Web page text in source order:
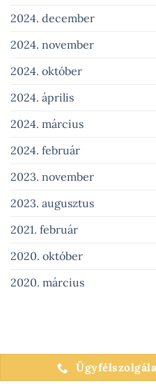
2024. december
2024. november
2024. október
2024. április
2024. március
2024. február
2023. november
2023. augusztus
2021. február
2020. október
2020. március